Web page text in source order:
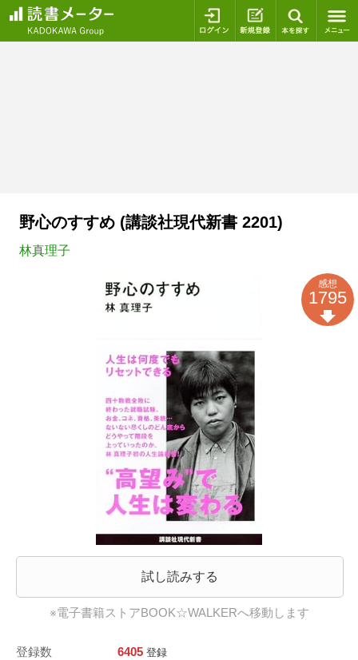
ログイン 新規登録
野心のすすめ (講談社現代新書 2201)
林真理子
試し読みする
※電子書籍ストアBOOK☆WALKERへ移動します
登録数 6405 登録
感想
1795